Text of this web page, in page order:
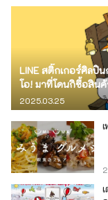
LINE สติ๊กเกอร์ศิลปิ
โอ! มาที่โดนกิซื้อสิน
2025.03.25